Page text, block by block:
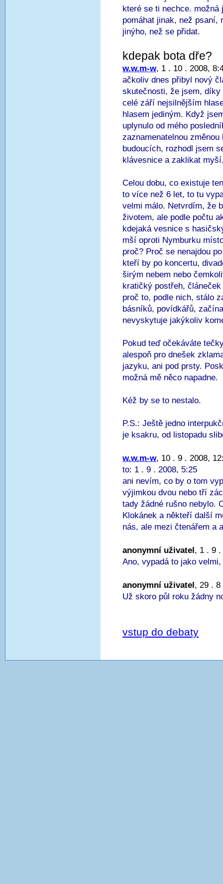
které se ti nechce.
pomáhat jinak, než psaní,
jinýho, než se přidat.
kdepak bota dře?
w.w.m-w, 1 . 10 . 2008,
ačkoliv dnes přibyl nový
skutečnosti, že jsem,
celé září nejsilnějším
hlasem jediným. Když
uplynulo od mého
zaznamenatelnou
budoucích, rozhodl jsem
klávesnice a zaklikat
Celou dobu, co existuje
to více než 6 let, to tu
velmi málo. Netvrdím, že
životem, ale podle počtu
kdejaká vesnice s
mší oproti Nymburku
proč? Proč se nenajdou
kteří by po koncertu,
širým nebem nebo
kratičký postřeh,
proč to, podle nich, stálo
básníků, povídkářů,
nevyskytuje jakýkoliv
Pokud teď očekáváte
alespoň pro dnešek
jazyku, ani pod prsty.
možná mě něco napadne.
Kéž by se to nestalo.
P.S.: Ještě jedno
je ksakru, od listopadu
w.w.m-w, 10 . 9 . 2008,
to: 1 . 9 . 2008, 5:25
ani nevím, co by o tom
výjimkou dvou nebo tří
tady žádné rušno nebylo.
Klokánek a někteří další
nás, ale mezi čtenářem a
anonymní uživatel, 1 . 9 .
Ano, vypadá to jako
anonymní uživatel, 29 . 8
Už skoro půl roku žádny
vstup do debaty